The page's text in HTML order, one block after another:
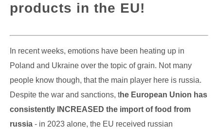
products in the EU!
In recent weeks, emotions have been heating up in
Poland and Ukraine over the topic of grain. Not many
people know though, that the main player here is russia.
Despite the war and sanctions, the European Union has
consistently INCREASED the import of food from
russia - in 2023 alone, the EU received russian